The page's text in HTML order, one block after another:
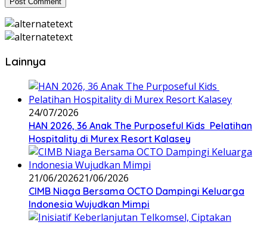
Lainnya
24/07/2026
HAN 2026, 36 Anak The Purposeful Kids Pelatihan
Hospitality di Murex Resort Kalasey
21/06/202621/06/2026
CIMB Niaga Bersama OCTO Dampingi Keluarga
Indonesia Wujudkan Mimpi